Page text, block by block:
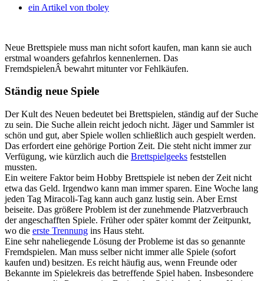
ein Artikel von tboley
Neue Brettspiele muss man nicht sofort kaufen, man kann sie auch
erstmal woanders gefahrlos kennenlernen. Das
FremdspielenÂ bewahrt mitunter vor Fehlkäufen.
Ständig neue Spiele
Der Kult des Neuen bedeutet bei Brettspielen, ständig auf der Suche
zu sein. Die Suche allein reicht jedoch nicht. Jäger und Sammler ist
schön und gut, aber Spiele wollen schließlich auch gespielt werden.
Das erfordert eine gehörige Portion Zeit. Die steht nicht immer zur
Verfügung, wie kürzlich auch die Brettspielgeeks feststellen
mussten.
Ein weitere Faktor beim Hobby Brettspiele ist neben der Zeit nicht
etwa das Geld. Irgendwo kann man immer sparen. Eine Woche lang
jeden Tag Miracoli-Tag kann auch ganz lustig sein. Aber Ernst
beiseite. Das größere Problem ist der zunehmende Platzverbrauch
der angeschafften Spiele. Früher oder später kommt der Zeitpunkt,
wo die erste Trennung ins Haus steht.
Eine sehr naheliegende Lösung der Probleme ist das so genannte
Fremdspielen. Man muss selber nicht immer alle Spiele (sofort
kaufen und) besitzen. Es reicht häufig aus, wenn Freunde oder
Bekannte im Spielekreis das betreffende Spiel haben. Insbesondere